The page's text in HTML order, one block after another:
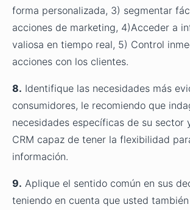
forma personalizada, 3) segmentar
acciones de marketing, 4)Acceder a
valiosa en tiempo real, 5) Control
acciones con los clientes.
8. Identifique las necesidades más
consumidores, le recomiendo que
necesidades específicas de su sector
CRM capaz de tener la flexibilidad
información.
9. Aplique el sentido común en sus
teniendo en cuenta que usted